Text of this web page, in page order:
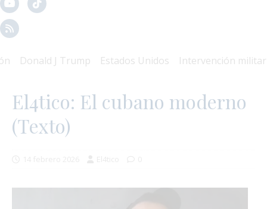
Donald J Trump Estados Unidos Intervención militar
El4tico: El cubano moderno
(Texto)